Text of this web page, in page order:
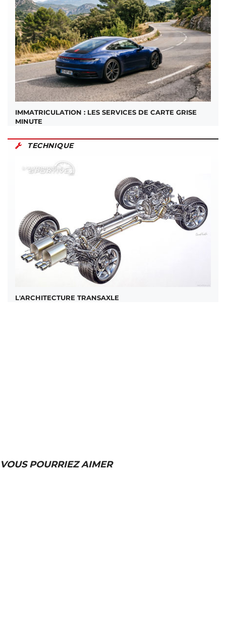
IMMATRICULATION : LES SERVICES DE CARTE GRISE
MINUTE
TECHNIQUE
L'ARCHITECTURE TRANSAXLE
VOUS POURRIEZ AIMER